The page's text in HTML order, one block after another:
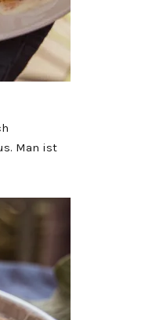
Man ist